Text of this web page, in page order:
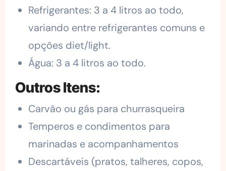
Refrigerantes: 3 a 4 litros ao todo,
variando entre refrigerantes comuns e
opções diet/light.
Água: 3 a 4 litros ao todo.
Outros Itens:
Carvão ou gás para churrasqueira
Temperos e condimentos para
marinadas e acompanhamentos
Descartáveis (pratos, talheres, copos,